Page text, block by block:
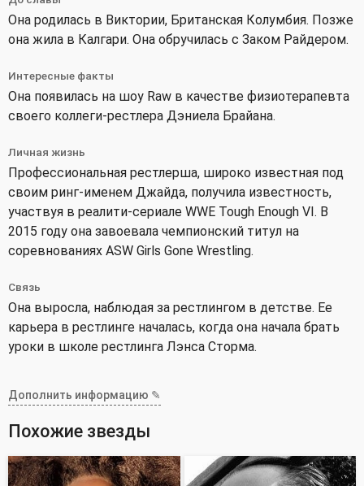
Она родилась в Виктории, Британская Колумбия. Позже
она жила в Калгари. Она обручилась с Заком Райдером.
Интересные факты
Она появилась на шоу Raw в качестве физиотерапевта
своего коллеги-рестлера Дэниела Брайана.
Личная жизнь
Профессиональная рестлерша, широко известная под
своим ринг-именем Джайда, получила известность,
участвуя в реалити-сериале WWE Tough Enough VI. В
2015 году она завоевала чемпионский титул на
соревнованиях ASW Girls Gone Wrestling.
Связь
Она выросла, наблюдая за рестлингом в детстве. Ее
карьера в рестлинге началась, когда она начала брать
уроки в школе рестлинга Лэнса Сторма.
Дополнить информацию ✎
Похожие звезды